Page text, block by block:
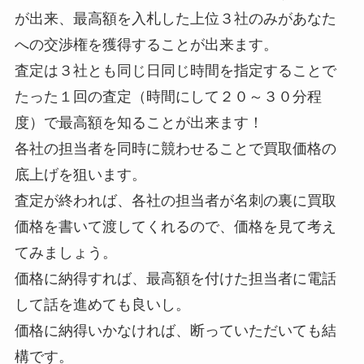
が出来、最高額を入札した上位３社のみがあなた
への交渉権を獲得することが出来ます。
査定は３社とも同じ日同じ時間を指定することで
たった１回の査定（時間にして２０～３０分程
度）で最高額を知ることが出来ます！
各社の担当者を同時に競わせることで買取価格の
底上げを狙います。
査定が終われば、各社の担当者が名刺の裏に買取
価格を書いて渡してくれるので、価格を見て考え
てみましょう。
価格に納得すれば、最高額を付けた担当者に電話
して話を進めても良いし。
価格に納得いかなければ、断っていただいても結
構です。